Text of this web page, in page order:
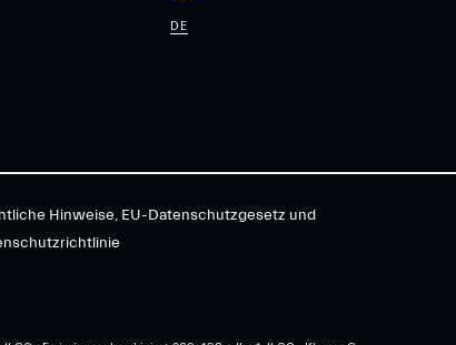
DE
Hinweise, EU-Datenschutzgesetz und